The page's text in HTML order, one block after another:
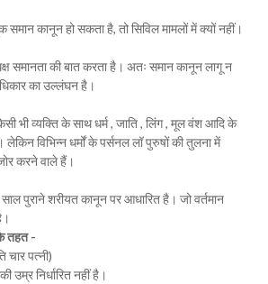
समान कानून हो सकता है, तो सिविल मामलों में क्यों नहीं।
समानता की बात करता है। अतः समान कानून लागू न
का उल्लंघन है।
भी व्यक्ति के साथ धर्म , जाति , लिंग , मूल वंश आदि के
विभिन्न धर्मों के पर्सनल लॉ पुरुषों की तुलना में
करने वाले हैं।
पुराने शरीयत कानून पर आधारित है। जो वर्तमान
तहत -
चार पत्नी)
उम्र निर्धारित नहीं है।